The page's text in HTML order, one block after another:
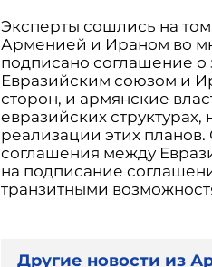
Эксперты сошлись на
Арменией и Ираном во
подписано соглашение
Евразийским союзом и
сторон, и армянские
евразийских структурах,
реализации этих
соглашения между
на подписание
транзитными
Другие новости из